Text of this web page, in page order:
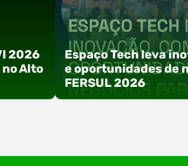
2026
Alto
Espaço Tech leva
e oportunidades de
FERSUL 2026